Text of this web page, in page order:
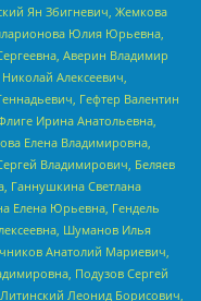
Ян Збигневич, Жемкова
Юлия Юрьевна,
Аверин Владимир
Алексеевич,
Гефтер Валентин
Ирина Анатольевна,
Елена Владимировна,
Владимирович, Беляев
Ганнушкина Светлана
Елена Юрьевна, Гендель
Шуманов Илья
Анатолий Мариевич,
Подузов Сергей
Леонид Борисович,